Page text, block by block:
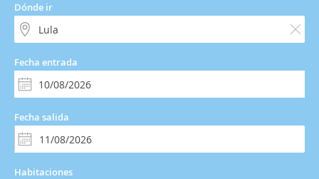
Dónde ir
Fecha entrada
Fecha salida
Habitaciones